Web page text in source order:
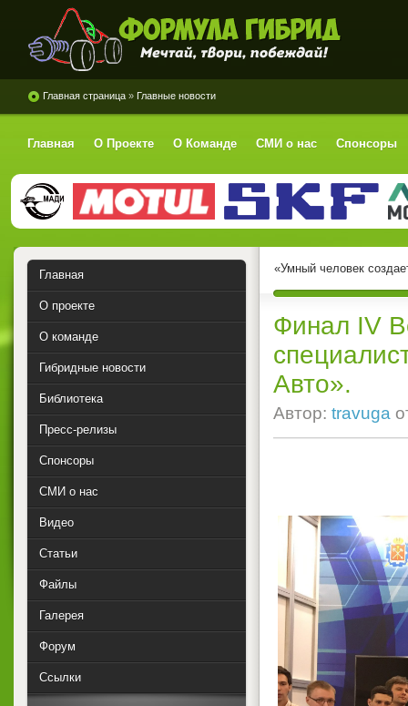
Формула Гибрид
Главная страница » Главные новости
Главная О Проекте О Команде СМИ о нас Спонсоры
«Умный человек
Финал IV
Авто».
Автор: travuga
Главная
О проекте
О команде
Гибридные новости
Библиотека
Пресс-релизы
Спонсоры
СМИ о нас
Видео
Статьи
Файлы
Галерея
Форум
Ссылки